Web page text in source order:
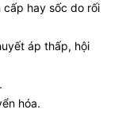
hay sốc do rối
áp thấp, hội
hóa.